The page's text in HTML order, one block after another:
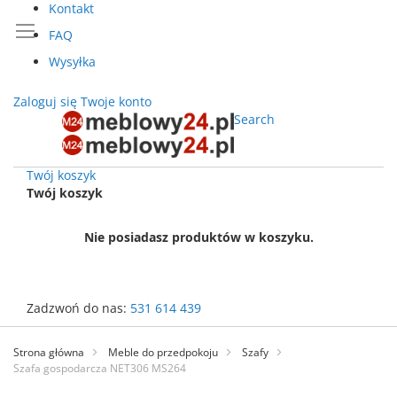
Kontakt
FAQ
Wysyłka
Zaloguj się Twoje konto
Search
Twój koszyk
Twój koszyk
Nie posiadasz produktów w koszyku.
Zadzwoń do nas: 531 614 439
Przejdź
treści
Strona główna Meble do przedpokoju
Szafy
Szafa gospodarcza NET306 MS264